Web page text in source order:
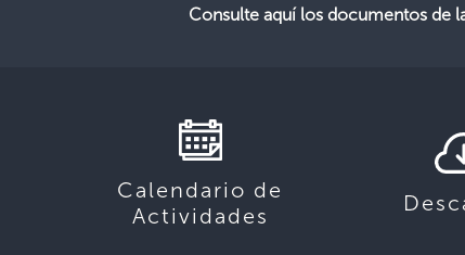
Consulte aquí los documentos de
Calendario de
Actividades